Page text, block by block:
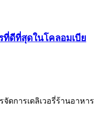
ดีที่สุดในโคลอมเบีย
ดการเดลิเวอรี่ร้านอาหาร